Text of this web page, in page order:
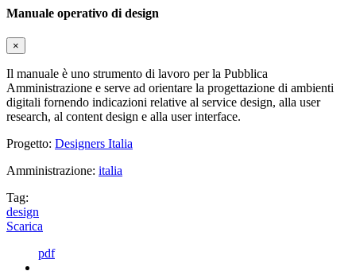
Manuale operativo di design
×
Il manuale è uno strumento di lavoro per la Pubblica
Amministrazione e serve ad orientare la progettazione di ambienti
digitali fornendo indicazioni relative al service design, alla user
research, al content design e alla user interface.
Progetto: Designers Italia
Amministrazione: italia
Tag:
design
Scarica
pdf